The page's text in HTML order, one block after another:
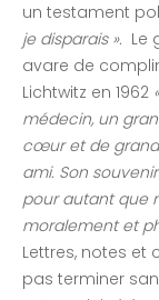
un testament
je disparais ». Le
avare de
Lichtwitz en 1962
médecin, un
cœur et de
ami. Son
pour autant que
moralement et
Lettres, notes et
pas terminer